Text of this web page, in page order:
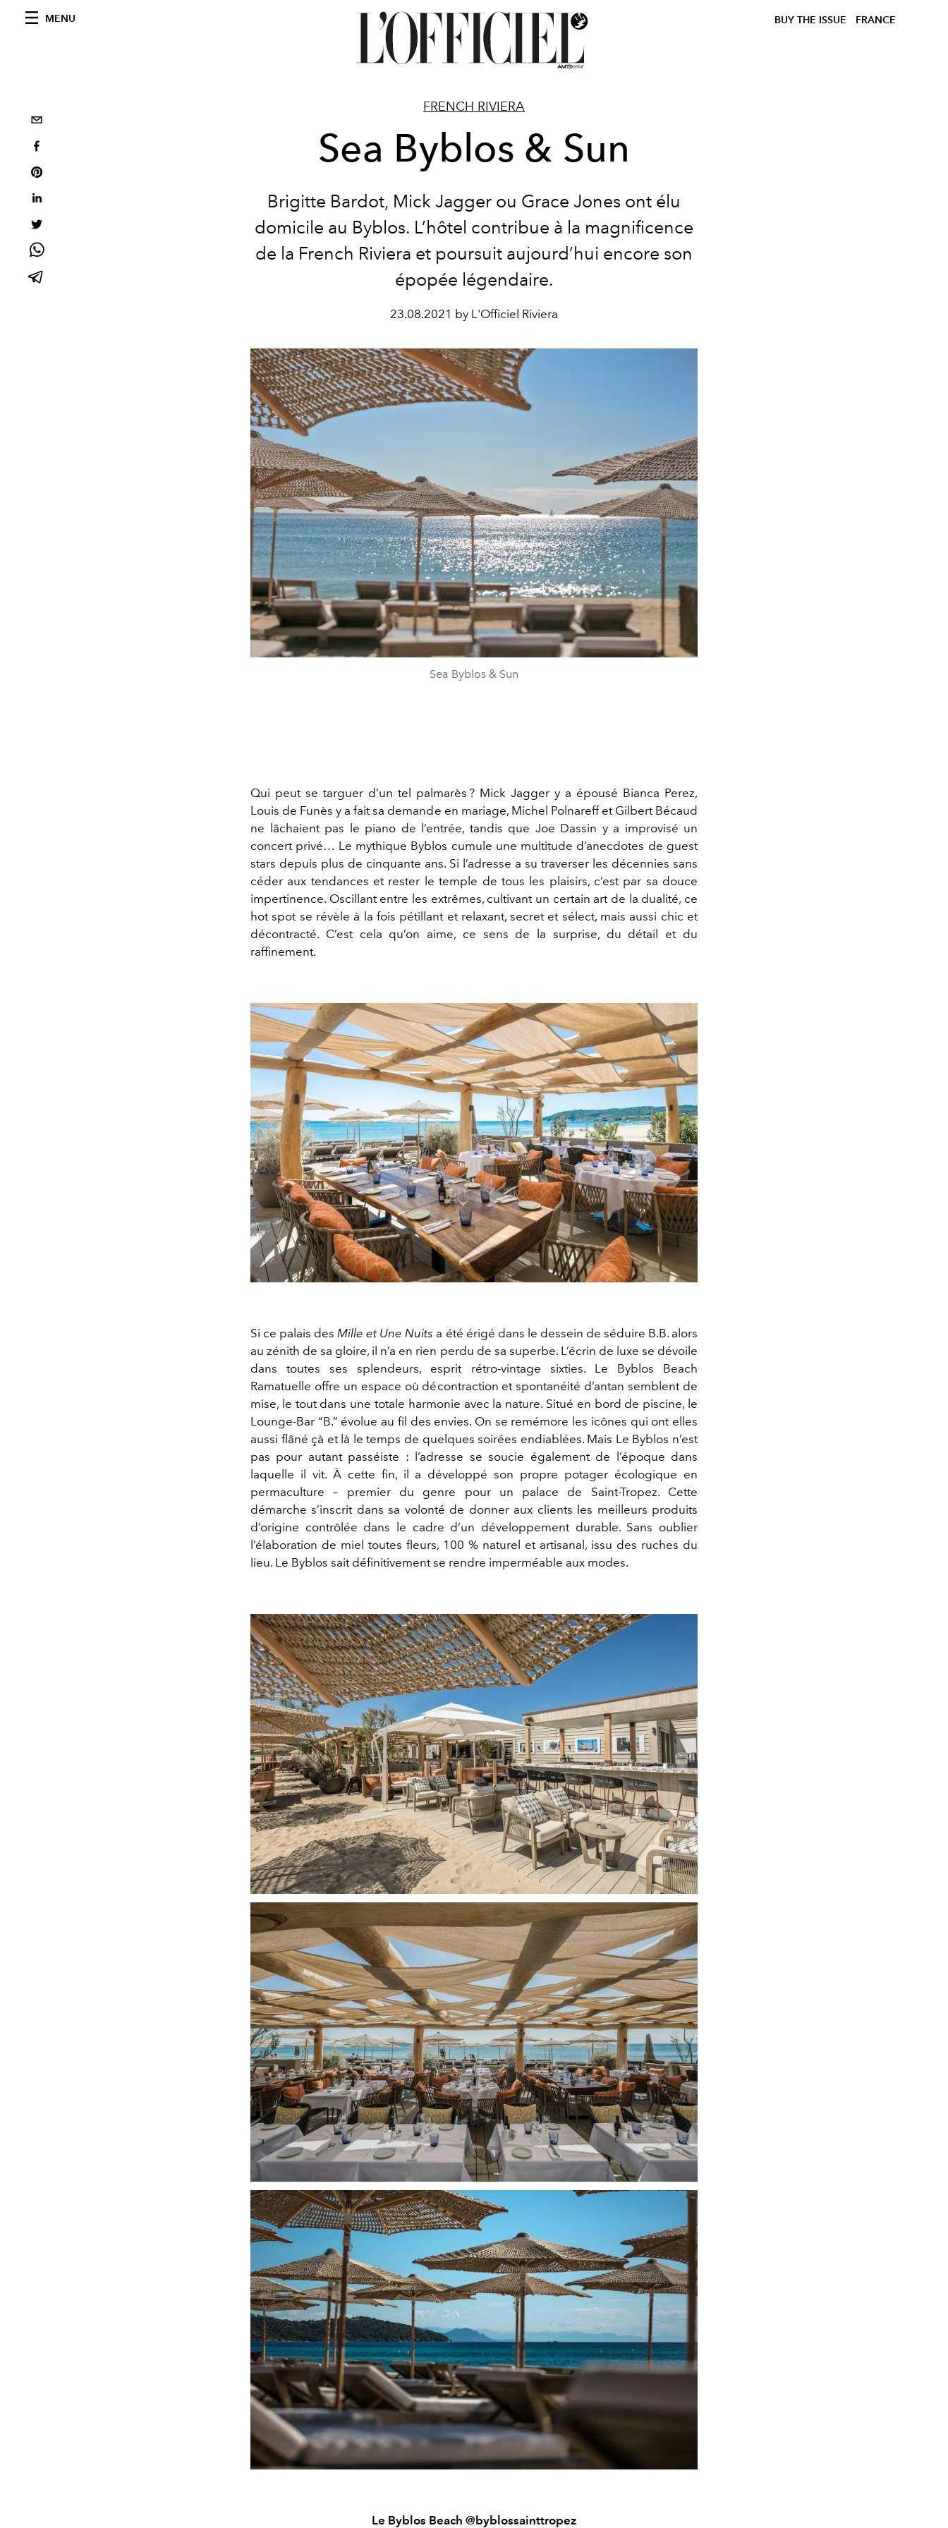
MENU BUY THE ISSUE FRANCE
FRENCH RIVIERA
Sea Byblos & Sun
Brigitte Bardot, Mick Jagger ou Grace Jones ont élu
domicile au Byblos. L’hôtel contribue à la magnificence
de la French Riviera et poursuit aujourd’hui encore son
épopée légendaire.
23.08.2021 by L'Officiel Riviera
Sea Byblos & Sun
Qui peut se targuer d’un tel palmarès ? Mick Jagger y a épousé Bianca Perez,
Louis de Funès y a fait sa demande en mariage, Michel Polnareff et Gilbert Bécaud
ne lâchaient pas le piano de l’entrée, tandis que Joe Dassin y a improvisé un
concert privé… Le mythique Byblos cumule une multitude d’anecdotes de guest
stars depuis plus de cinquante ans. Si l’adresse a su traverser les décennies sans
céder aux tendances et rester le temple de tous les plaisirs, c’est par sa douce
impertinence. Oscillant entre les extrêmes, cultivant un certain art de la dualité, ce
hot spot se révèle à la fois pétillant et relaxant, secret et sélect, mais aussi chic et
décontracté. C’est cela qu’on aime, ce sens de la surprise, du détail et du
raffinement.
Si ce palais desMille et Une Nuits a été érigé dans le dessein de séduire B.B. alors
au zénith de sa gloire, il n’a en rien perdu de sa superbe. L’écrin de luxe se dévoile
dans toutes ses splendeurs, esprit rétro-vintage sixties. Le Byblos Beach
Ramatuelle offre un espace où décontraction et spontanéité d’antan semblent de
mise, le tout dans une totale harmonie avec la nature. Situé en bord de piscine, le
Lounge-Bar “B.” évolue au fil des envies. On se remémore les icônes qui ont elles
aussi flâné çà et là le temps de quelques soirées endiablées. Mais Le Byblos n’est
pas pour autant passéiste : l’adresse se soucie également de l’époque dans
laquelle il vit. À cette fin, il a développé son propre potager écologique en
permaculture – premier du genre pour un palace de Saint-Tropez. Cette
démarche s’inscrit dans sa volonté de donner aux clients les meilleurs produits
d’origine contrôlée dans le cadre d’un développement durable. Sans oublier
l’élaboration de miel toutes fleurs, 100 % naturel et artisanal, issu des ruches du
lieu. Le Byblos sait définitivement se rendre imperméable aux modes.
Le Byblos Beach @byblossainttropez